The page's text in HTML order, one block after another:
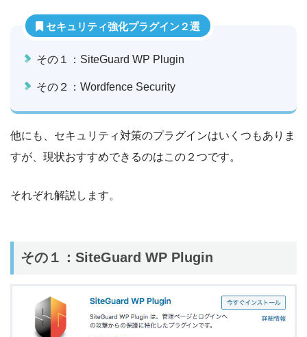
セキュリティ強化プラグイン２選
その１：SiteGuard WP Plugin
その２：Wordfence Security
他にも、セキュリティ対策のプラグインはいくつもありま
すが、現状おすすめできるのはこの２つです。
それぞれ解説します。
その１：SiteGuard WP Plugin